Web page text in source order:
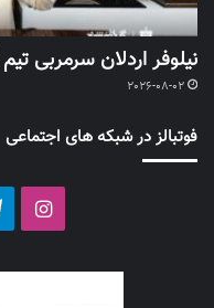
نیلوفر اردلان سرمربی
2026-08-02
فوتبالز در شبکه های اجتماعی